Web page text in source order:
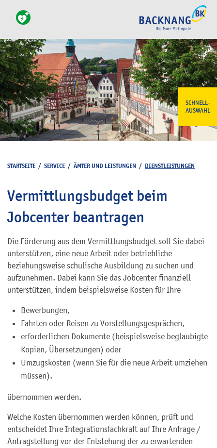
SCHNELL-
AUSWAHL
STARTSEITE / SERVICE / ÄMTER UND LEISTUNGEN / DIENSTLEISTUNGEN
Vermittlungsbudget beim
Jobcenter beantragen
Die Förderung aus dem Vermittlungsbudget soll Sie dabei
unterstützen, eine neue Arbeit oder betriebliche
beziehungsweise schulische Ausbildung zu suchen und
aufzunehmen. Dabei kann Sie das Jobcenter finanziell
unterstützen, indem beispielsweise Kosten für Ihre
Bewerbungen,
Fahrten oder Reisen zu Vorstellungsgesprächen,
erforderlichen Dokumente (beispielsweise beglaubigte
Kopien, Übersetzungen) oder
Umzugskosten (wenn Sie für die neue Arbeit umziehen
müssen).
übernommen werden.
Welche Kosten übernommen werden können, prüft und
entscheidet Ihre Integrationsfachkraft auf Ihre Anfrage /
Antragstellung vor der Entstehung der zu erwartenden